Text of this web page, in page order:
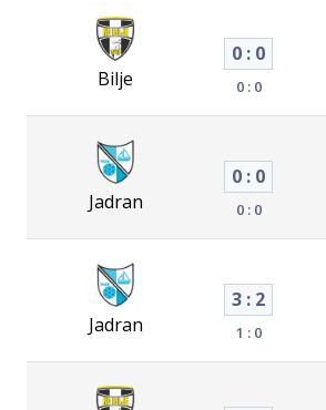
Bilje
0 : 0
0 : 0
Jadran
0 : 0
0 : 0
Jadran
3 : 2
1 : 0